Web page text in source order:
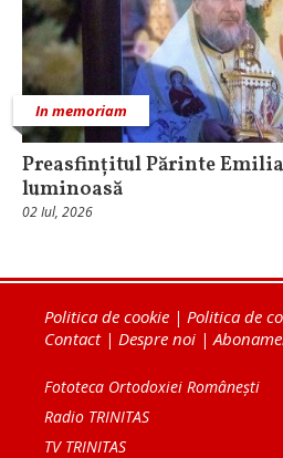
In memoriam
Preasfințitul Părinte
luminoasă
02 Iul, 2026
Politica de cookie | Politica de
Contact| Despre noi |
Fototeca Ortodoxiei Românești
Radio TRINITAS
TV TRINITAS